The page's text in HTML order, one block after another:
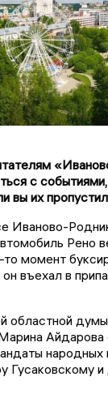
с
вы их
Иваново-
Рено
то момент
въехал в
областной
Айдарова
народных
Гусаковскому